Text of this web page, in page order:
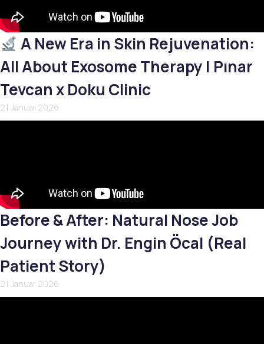
A New Era in Skin Rejuvenation:
All About Exosome Therapy | Pınar
Tevcan x Doku Clinic
21 Januar 2026
Before & After: Natural Nose Job
Journey with Dr. Engin Öcal (Real
Patient Story)
21 Januar 2026